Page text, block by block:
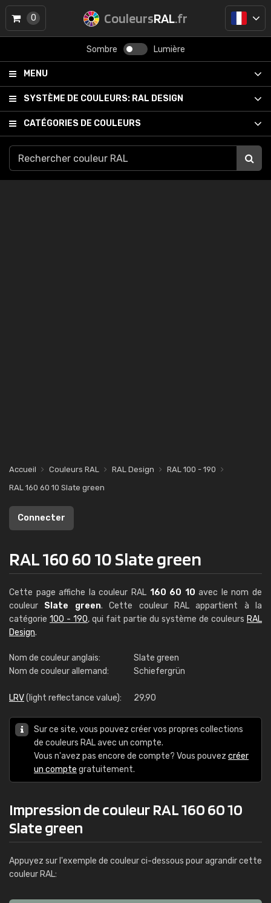
CouleursRAL.fr
Sombre Lumière
MENU
SYSTÈME DE COULEURS: RAL DESIGN
CATÉGORIES DE COULEURS
0
Accueil Couleurs RAL RAL Design
RAL 100 - 190
RAL 160 60 10 Slate green
Connecter
RAL 160 60 10 Slate green
Cette page affiche la couleur RAL 160 60 10 avec le nom de
couleur Slate green. Cette couleur RAL appartient à la
catégorie 100 - 190, qui fait partie du système de couleurs RAL
Design.
Nom de couleur anglais:
Slate green
Nom de couleur allemand:
Schiefergrün
LRV(light reflectance value): 29,90
Sur ce site, vous pouvez créer vos propres collections
de couleurs RAL avec un compte.
Vous n'avez pas encore de compte? Vous pouvez créer
un compte gratuitement.
Impression de couleur RAL 160 60 10
Slate green
Appuyez sur l'exemple de couleur ci-dessous pour agrandir cette
couleur RAL: